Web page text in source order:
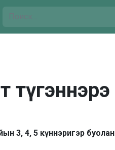
түгэннэрэ
3, 4, 5 күннэригэр буолан